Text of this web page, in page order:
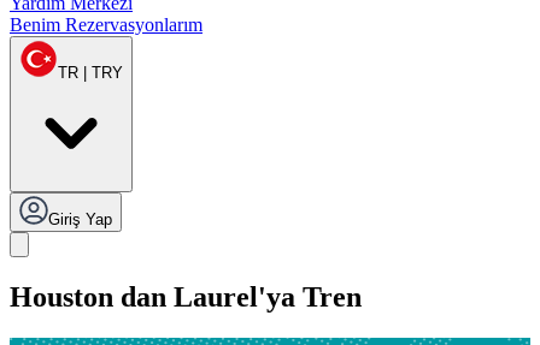
Benim Rezervasyonlarım
TR | TRY
Giriş Yap
Houston dan Laurel'ya Tren